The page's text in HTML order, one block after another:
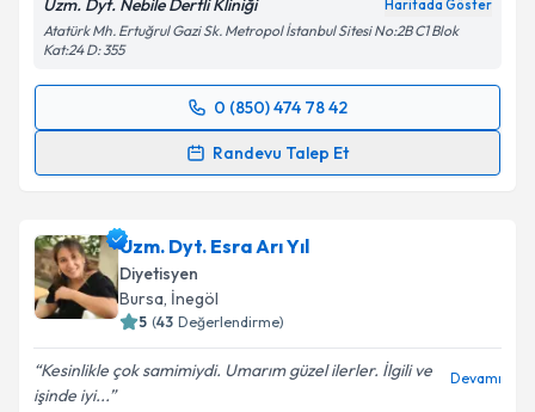
Uzm. Dyt. Nebile Dertli Kliniği Haritada Göster
Atatürk Mh. Ertuğrul Gazi Sk. Metropol İstanbul Sitesi No:2B C1 Blok
Kat:24 D: 355
0 (850) 474 78 42
Randevu Talep Et
Randevu Takvimi Talebi
takvim hazırlandığında e-posta ile bilgilendireceğiz.
E-posta Adresiniz
Uzm. Dyt. Esra Arı Yıl
Diyetisyen
Bursa, İnegöl
5 (43 Değerlendirme)
Kesinlikle çok samimiydi. Umarım güzel ilerler. İlgili ve
işinde iyi...
Devamı